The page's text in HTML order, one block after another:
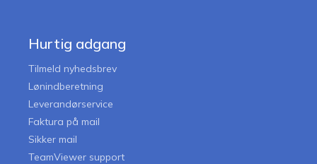
Hurtig adgang
Tilmeld nyhedsbrev
Lønindberetning
Leverandørservice
Faktura på mail
Sikker mail
TeamViewer support